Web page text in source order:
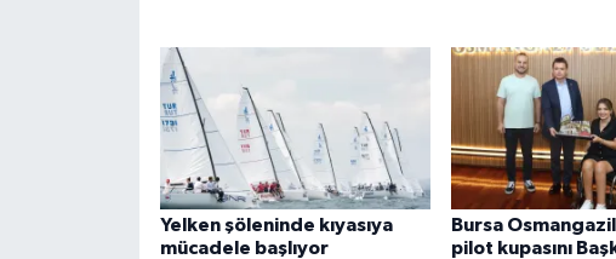
Yelken şöleninde kıyasıya
mücadele başlıyor
Bursa
pilot kupasını